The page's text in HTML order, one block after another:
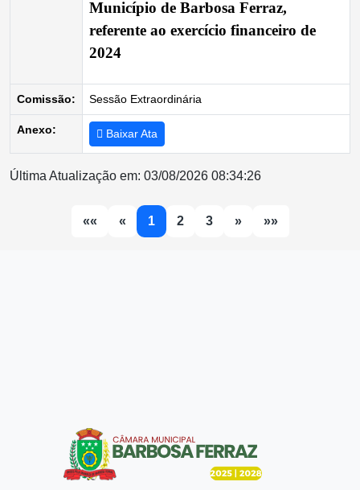
Município de Barbosa Ferraz,
referente ao exercício financeiro de
2024
Comissão: Sessão Extraordinária
Anexo: Baixar Ata
Última Atualização em: 03/08/2026 08:34:26
«« « 1 2 3 » »»